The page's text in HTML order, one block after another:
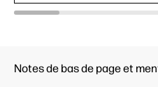
4K UHD (3840 x2160)
IPS Black; Néo :LED
Notes de bas de page et